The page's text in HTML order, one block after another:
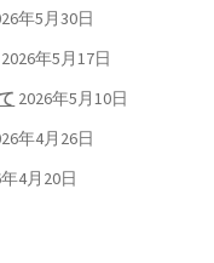
年5月30日
2026年5月17日
2026年5月10日
年4月26日
4月20日